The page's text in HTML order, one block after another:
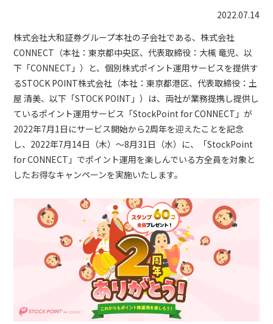
2022.07.14
株式会社大和証券グループ本社の子会社である、株式会社
CONNECT（本社：東京都中央区、代表取締役：大槻 竜児、以
下「CONNECT」）と、個別株式ポイント運用サービスを提供す
るSTOCK POINT株式会社（本社：東京都港区、代表取締役：土
屋 清美、以下「STOCK POINT」）は、両社が業務提携し提供し
ているポイント運用サービス「StockPoint for CONNECT」が
2022年7月1日にサービス開始から2周年を迎えたことを記念
し、2022年7月14日（木）～8月31日（水）に、「StockPoint
for CONNECT」でポイント運用を楽しんでいる方全員を対象と
したお得なキャンペーンを実施いたします。